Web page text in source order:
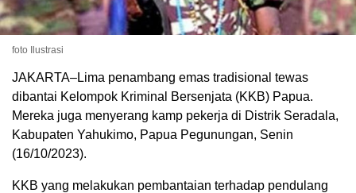
foto Ilustrasi
JAKARTA–Lima penambang emas tradisional tewas
dibantai Kelompok Kriminal Bersenjata (KKB) Papua.
Mereka juga menyerang kamp pekerja di Distrik Seradala,
Kabupaten Yahukimo, Papua Pegunungan, Senin
(16/10/2023).
KKB yang melakukan pembantaian terhadap pendulang